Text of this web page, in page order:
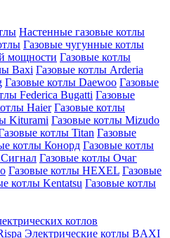
Настенные газовые котлы
Газовые чугунные котлы
мощности Газовые котлы
Baxi Газовые котлы Arderia
Газовые котлы Daewoo Газовые
Federica Bugatti Газовые
Haier Газовые котлы
Kiturami Газовые котлы Mizudo
котлы Titan Газовые
котлы Конорд Газовые котлы
Газовые котлы Очаг
Газовые котлы HEXEL Газовые
котлы Kentatsu Газовые котлы
котлов
Электрические котлы BAXI